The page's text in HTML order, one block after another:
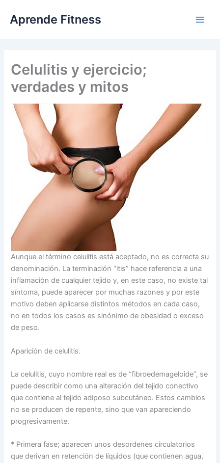
contenido
Aprende Fitness
Celulitis y ejercicio;
verdades y mitos
Aunque el término celulitis está aceptado, no es correcta su
denominación. La terminación “itis” hace referencia a una
inflamación de cualquier tejido y, en este caso, no existe tal
síntoma, puede aparecer por muchas razones y por este
motivo deben aplicarse distintos métodos en cada caso,
no en todos los casos es sinónimo de obesidad o exceso
de peso.
Aparición de celulitis.
La celulitis, cuyo nombre real es de “fibroedemageloide”, se
puede describir como una alteración del tejido conectivo
que contiene al tejido adiposo subcutáneo. Estos cambios
no se producen de repente, sino que van apareciendo
progresivamente.
* Primera fase; aparecen unos desordenes circulatorios
que derivan en retención de líquidos (que contienen agua,